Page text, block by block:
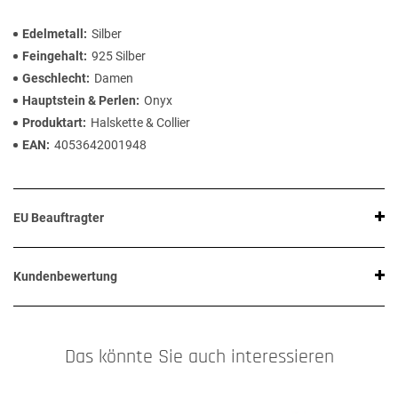
Edelmetall
Silber
Feingehalt 925 Silber
Geschlecht
Damen
Hauptstein & Perlen
Onyx
Produktart
Halskette & Collier
EAN
4053642001948
EU Beauftragter
Kundenbewertung
Das könnte Sie auch interessieren